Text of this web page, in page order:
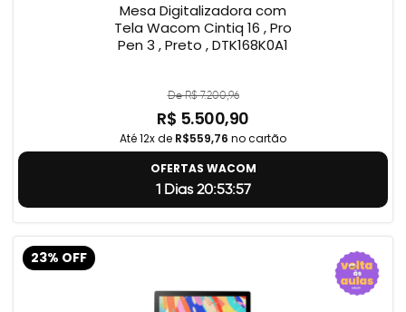
Mesa Digitalizadora com
Tela Wacom Cintiq 16 , Pro
Pen 3 , Preto , DTK168K0A1
De R$ 7.200,96
R$ 5.500,90
Até 12x de R$559,76 no cartão
OFERTAS WACOM
1 Dias 20:53:56
23% OFF